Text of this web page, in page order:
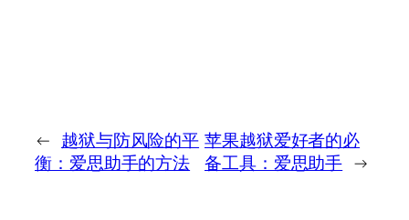
← 越狱与防风险的平
衡：爱思助手的方法
苹果越狱爱好者的必
备工具：爱思助手 →